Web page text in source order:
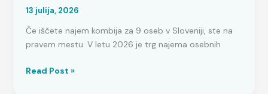
13 julija, 2026
Če iščete najem kombija za 9 oseb v Sloveniji, ste na
pravem mestu. V letu 2026 je trg najema osebnih
Najem
Read Post »